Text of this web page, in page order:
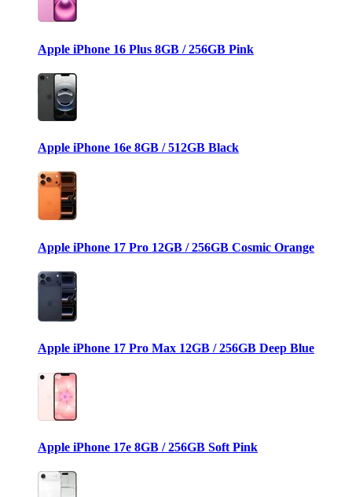
Apple iPhone 16 Plus 8GB / 256GB Pink
Apple iPhone 16e 8GB / 512GB Black
Apple iPhone 17 Pro 12GB / 256GB Cosmic Orange
Apple iPhone 17 Pro Max 12GB / 256GB Deep Blue
Apple iPhone 17e 8GB / 256GB Soft Pink